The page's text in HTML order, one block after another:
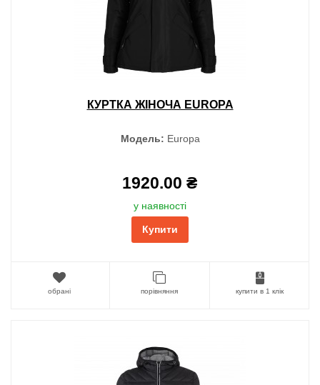
КУРТКА ЖІНОЧА EUROPA
Модель: Europa
1920.00 ₴
у наявності
Купити
обрані порівняння купити в 1 клік